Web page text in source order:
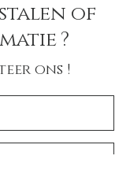
of
?
ons !